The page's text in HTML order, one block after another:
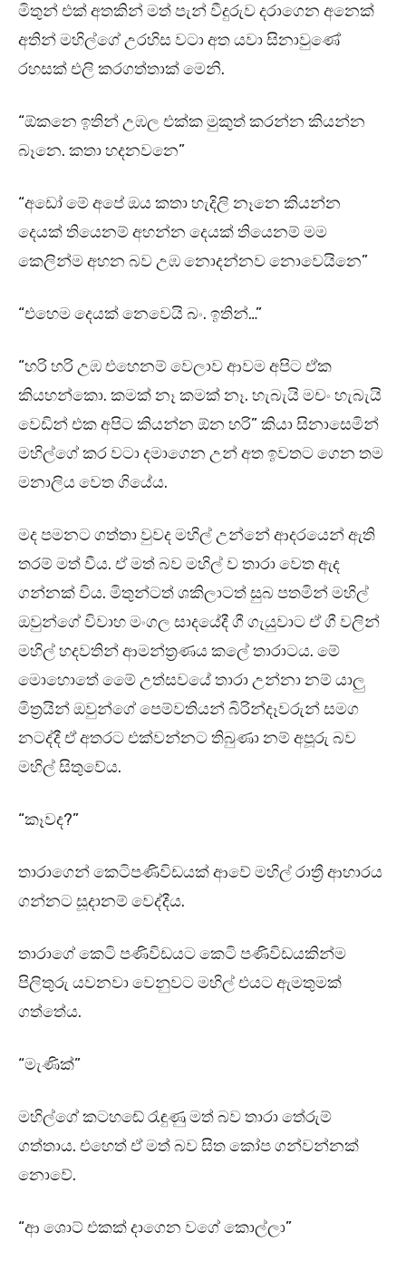
මිතුන් එක් අතකින් මත් පැන් වීදුරුව දරාගෙන අනෙක්
අතින් මහිල්ගේ උරහිස වටා අත යවා සිනාවුණේ
රහසක් එලි කරගත්තාක් මෙනි.
“ඕකනෙ ඉතින් උඹල එක්ක මුකුත් කරන්න කියන්න
බෑනෙ. කතා හදනවනෙ”
“අඩෝ මේ අපේ ඔය කතා හැදිලි නෑනෙ කියන්න
දෙයක් තියෙනම් අහන්න දෙයක් තියෙනම් මම
කෙලින්ම අහන බව උඹ නොදන්නව නොවෙයිනෙ”
“එහෙම දෙයක් නෙවෙයි බං. ඉතින්…”
“හරි හරි උඹ එහෙනම් වෙලාව ආවම අපිට ඒක
කියහන්කො. කමක් නෑ කමක් නෑ. හැබැයි මචං හැබැයි
වෙඩින් එක අපිට කියන්න ඕන හරි” කියා සිනාසෙමින්
මහිල්ගේ කර වටා දමාගෙන උන් අත ඉවතට ගෙන තම
මනාලිය වෙත ගියේය.
මද පමනට ගත්තා වුවද මහිල් උන්නේ ආදරයෙන් ඇති
තරම් මත් වීය. ඒ මත් බව මහිල් ව තාරා වෙත ඇද
ගන්නක් විය. මිතුන්ටත් ශකිලාටත් සුබ පතමින් මහිල්
ඔවුන්ගේ විවාහ මංගල සාදයේදී ගී ගැයුවාට ඒ ගී වලින්
මහිල් හදවතින් ආමන්ත්‍රණය කලේ තාරාටය. මේ
මොහොතේ මෙේ උත්සවයේ තාරා උන්නා නම් යාලු
මිත්‍රයින් ඔවුන්ගේ පෙම්වතියන් බිරින්දෑවරුන් සමග
නටද්දී ඒ අතරට එක්වන්නට තිබුණා නම් අපූරු බව
මහිල් සිතුවේය.
“කෑවද?”
තාරාගෙන් කෙටිපණිවිඩයක් ආවේ මහිල් රාත්‍රී ආහාරය
ගන්නට සූදානම් වෙද්දීය.
තාරාගේ කෙටි පණිවිඩයට කෙටි පණිවිඩයකින්ම
පිලිතුරු යවනවා වෙනුවට මහිල් එයට ඇමතුමක්
ගත්තේය.
“මැණික්”
මහිල්ගේ කටහඬේ රැඳුණු මත් බව තාරා තේරුම්
ගත්තාය. එහෙත් ඒ මත් බව සිත කෝප ගන්වන්නක්
නොවේ.
“ආ ශොට් එකක් දාගෙන වගේ කොල්ලා”